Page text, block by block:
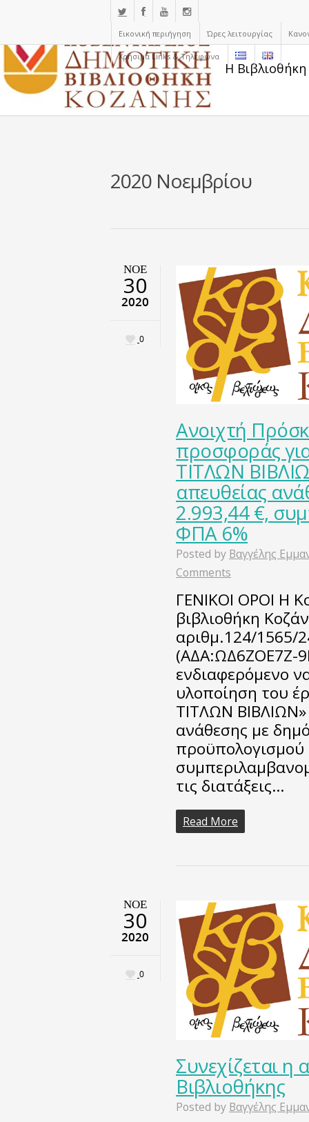
Εικονική περιήγηση Ώρες λειτουργίας
Χρήσιμα Links & Τηλέφωνα
Η
2020 Νοεμβρίου
ΝΟΈ
30
2020
0
Ανοιχτή
προσφοράς
ΤΙΤΛΩΝ
απευθείας
2.993,44 €,
ΦΠΑ 6%
Posted by Βαγγέλης
Comments
ΓΕΝΙΚΟΙ ΟΡΟΙ Η
βιβλιοθήκη
αριθμ.124/1565/
(ΑΔΑ:ΩΔ6ΖΟΕ7Ζ-
ενδιαφερόμενο
υλοποίηση του
ΤΙΤΛΩΝ ΒΙΒΛΙΩΝ»
ανάθεσης με
προϋπολογισμού
τις διατάξεις…
Read More
ΝΟΈ
30
2020
0
Συνεχίζεται η
Βιβλιοθήκης
Posted by Βαγγέλης